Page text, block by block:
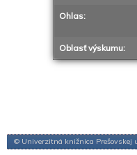
Ohlas:
Oblasť výskumu:
© Univerzitná knižnica Prešovskej